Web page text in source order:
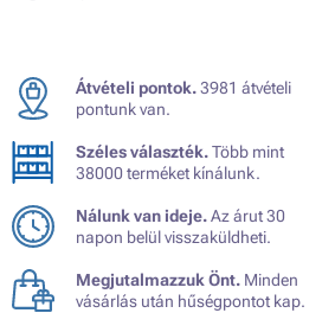
Átvételi pontok.3981 átvételi
pontunk van.
Széles választék.Több mint
38000 terméket kínálunk.
Nálunk van ideje.Az árut 30
napon belül visszaküldheti.
Megjutalmazzuk Önt. Minden
vásárlás után hűségpontot kap.